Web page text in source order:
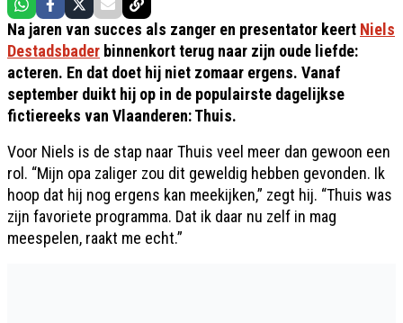
Na jaren van succes als zanger en presentator keert Niels
Destadsbader binnenkort terug naar zijn oude liefde:
acteren. En dat doet hij niet zomaar ergens. Vanaf
september duikt hij op in de populairste dagelijkse
fictiereeks van Vlaanderen: Thuis.
Voor Niels is de stap naar Thuis veel meer dan gewoon een
rol. “Mijn opa zaliger zou dit geweldig hebben gevonden. Ik
hoop dat hij nog ergens kan meekijken,” zegt hij. “Thuis was
zijn favoriete programma. Dat ik daar nu zelf in mag
meespelen, raakt me echt.”